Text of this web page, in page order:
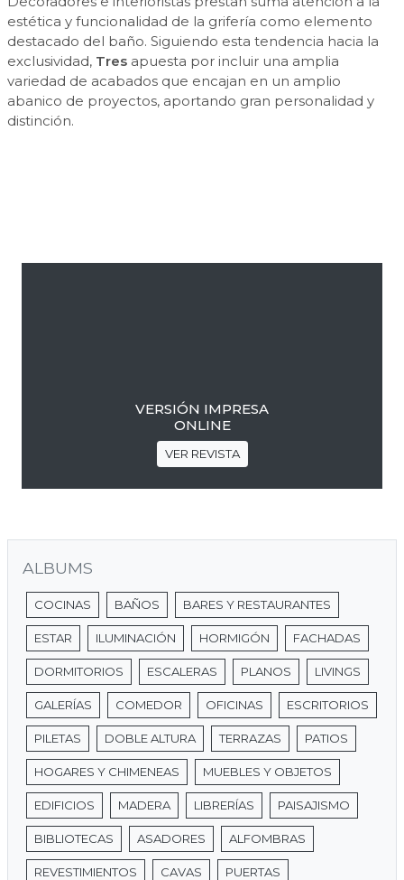
estética y funcionalidad de la grifería como elemento
destacado del baño. Siguiendo esta tendencia hacia la
exclusividad, Tres apuesta por incluir una amplia
variedad de acabados que encajan en un amplio
abanico de proyectos, aportando gran personalidad y
distinción.
VERSIÓN IMPRESA
ONLINE
VER REVISTA
ALBUMS
COCINAS BAÑOS BARES Y RESTAURANTES
ESTAR ILUMINACIÓN HORMIGÓN FACHADAS
DORMITORIOS ESCALERAS PLANOS LIVINGS
GALERÍAS COMEDOR OFICINAS ESCRITORIOS
PILETAS DOBLE ALTURA TERRAZAS PATIOS
HOGARES Y CHIMENEAS MUEBLES Y OBJETOS
EDIFICIOS MADERA LIBRERÍAS PAISAJISMO
BIBLIOTECAS ASADORES ALFOMBRAS
REVESTIMIENTOS CAVAS PUERTAS